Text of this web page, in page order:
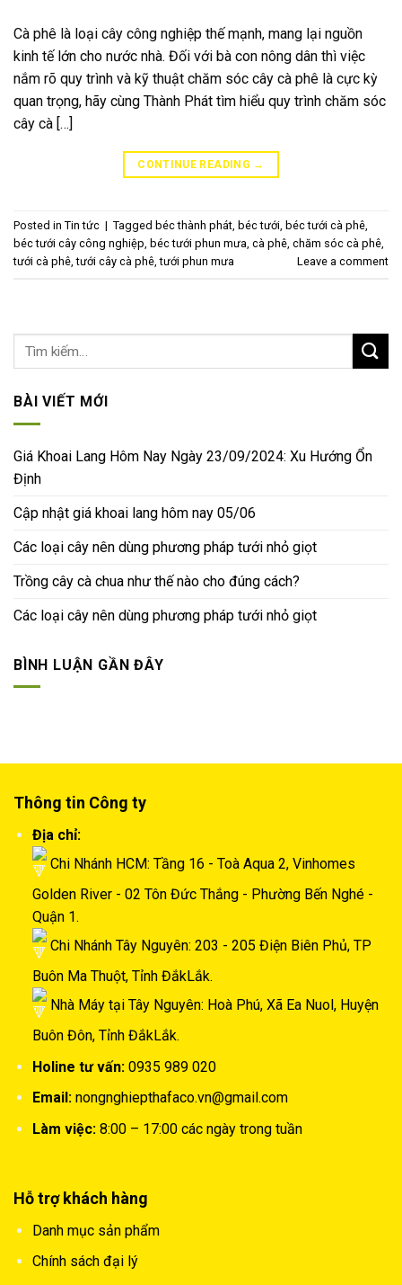
Cà phê là loại cây công nghiệp thế mạnh, mang lại nguồn
kinh tế lớn cho nước nhà. Đối với bà con nông dân thì việc
nắm rõ quy trình và kỹ thuật chăm sóc cây cà phê là cực kỳ
quan trọng, hãy cùng Thành Phát tìm hiểu quy trình chăm sóc
cây cà […]
CONTINUE READING →
Posted in Tin tức | Tagged béc thành phát, béc tưới, béc tưới cà phê,
béc tưới cây công nghiệp, béc tưới phun mưa, cà phê, chăm sóc cà phê,
tưới cà phê,tưới cây cà phê,tưới phun mưa Leave a comment
BÀI VIẾT MỚI
Giá Khoai Lang Hôm Nay Ngày 23/09/2024: Xu Hướng Ổn
Định
Cập nhật giá khoai lang hôm nay 05/06
Các loại cây nên dùng phương pháp tưới nhỏ giọt
Trồng cây cà chua như thế nào cho đúng cách?
Các loại cây nên dùng phương pháp tưới nhỏ giọt
BÌNH LUẬN GẦN ĐÂY
Thông tin Công ty
Địa chỉ:
Chi Nhánh HCM: Tầng 16 - Toà Aqua 2, Vinhomes
Golden River - 02 Tôn Đức Thắng - Phường Bến Nghé -
Quận 1.
Chi Nhánh Tây Nguyên: 203 - 205 Điện Biên Phủ, TP
Buôn Ma Thuột, Tỉnh ĐắkLắk.
Nhà Máy tại Tây Nguyên: Hoà Phú, Xã Ea Nuol, Huyện
Buôn Đôn, Tỉnh ĐắkLắk.
Holine tư vấn: 0935 989 020
Email:nongnghiepthafaco.vn@gmail.com
Làm việc:8:00 – 17:00 các ngày trong tuần
Hỗ trợ khách hàng
Danh mục sản phẩm
Chính sách đại lý